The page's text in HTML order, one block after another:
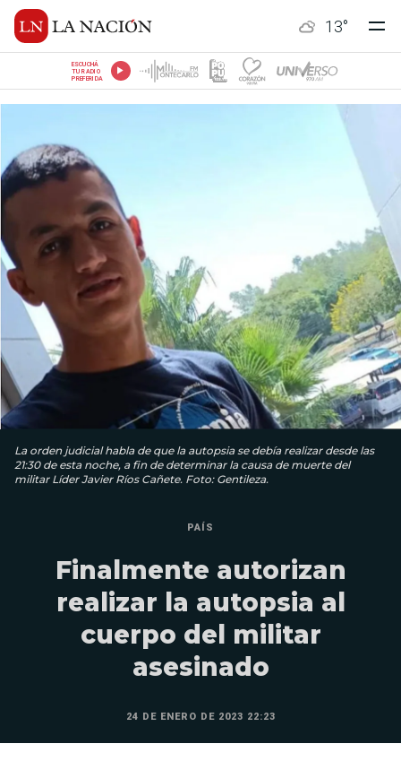
13°
ESCUCHÁ
TU RADIO
PREFERIDA
La orden judicial habla de que la autopsia se debía realizar desde las
21:30 de esta noche, a fin de determinar la causa de muerte del
militar Líder Javier Ríos Cañete. Foto: Gentileza.
PAÍS
Finalmente autorizan
realizar la autopsia al
cuerpo del militar
asesinado
24 DE ENERO DE 2023 22:23